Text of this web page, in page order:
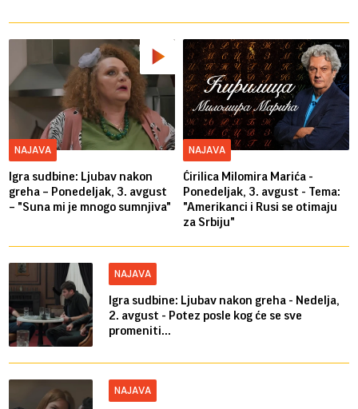
NAJAVA
Igra sudbine: Ljubav nakon
greha – Ponedeljak, 3. avgust
– "Suna mi je mnogo sumnjiva"
NAJAVA
Ćirilica Milomira Marića -
Ponedeljak, 3. avgust - Tema:
"Amerikanci i Rusi se otimaju
za Srbiju"
NAJAVA
Igra sudbine: Ljubav nakon greha - Nedelja,
2. avgust - Potez posle kog će se sve
promeniti...
NAJAVA